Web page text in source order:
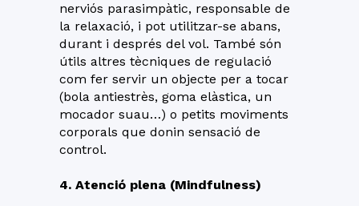
nerviós parasimpàtic, responsable de
la relaxació, i pot utilitzar-se abans,
durant i després del vol. També són
útils altres tècniques de regulació
com fer servir un objecte per a tocar
(bola antiestrès, goma elàstica, un
mocador suau…) o petits moviments
corporals que donin sensació de
control.
4. Atenció plena (Mindfulness)